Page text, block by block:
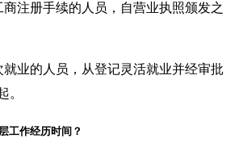
注册手续的人员，自营业执照颁发之
业的人员，从登记灵活就业并经审批
。
工作经历时间？